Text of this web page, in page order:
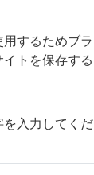
するためブ
トを保存する
入力してくだ